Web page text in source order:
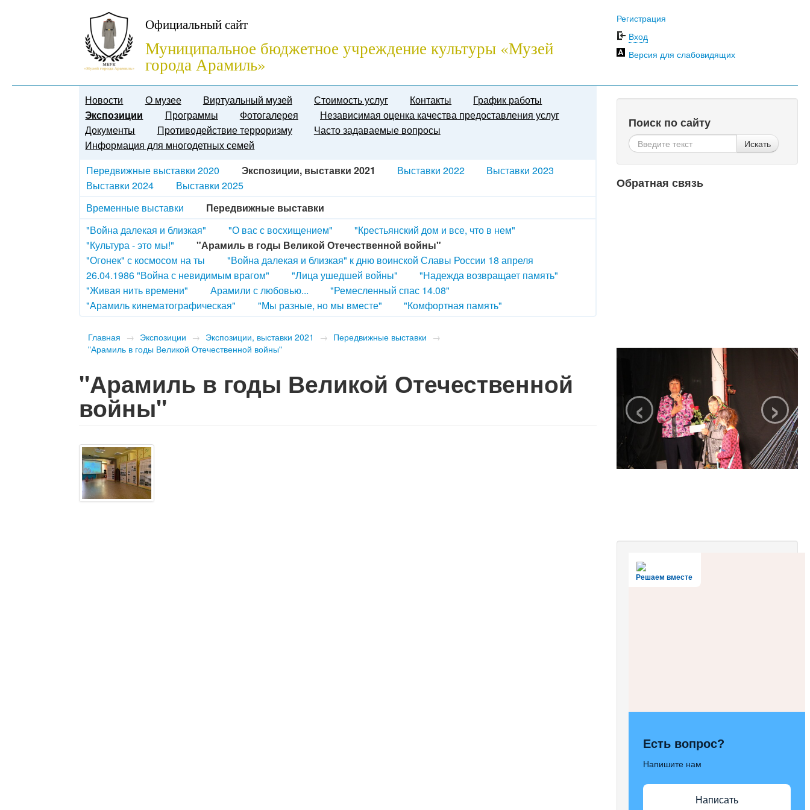
Официальный сайт
Муниципальное бюджетное учреждение культуры «Музей
города Арамиль»
Регистрация
Вход
Версия для слабовидящих
Новости О музее Виртуальный музей Стоимость услуг Контакты
График работы
Экспозиции
Программы Фотогалерея
Независимая оценка качества предоставления услуг
Документы
Противодействие терроризму
Часто задаваемые вопросы
Информация для многодетных семей
Передвижные выставки 2020
Экспозиции, выставки 2021 Выставки 2022
Выставки 2023
Выставки 2024
Выставки 2025
Временные выставки
Передвижные выставки
"Война далекая и близкая"
"О вас с восхищением"
"Крестьянский дом и все, что в нем"
"Культура - это мы!"
"Арамиль в годы Великой Отечественной войны"
"Огонек" с космосом на ты
"Война далекая и близкая" к дню воинской Славы России 18 апреля
26.04.1986 "Война с невидимым врагом"
"Лица ушедшей войны"
"Надежда возвращает память"
"Живая нить времени"
Арамили с любовью...
"Ремесленный спас 14.08"
"Арамиль кинематографическая"
"Мы разные, но мы вместе" "Комфортная память"
Главная → Экспозиции → Экспозиции, выставки 2021 → Передвижные выставки →
"Арамиль в годы Великой Отечественной войны"
"Арамиль в годы Великой Отечественной
войны"
Поиск по сайту
Искать
Обратная связь
‹ ›
Решаем вместе
Есть вопрос?
Напишите нам
Написать